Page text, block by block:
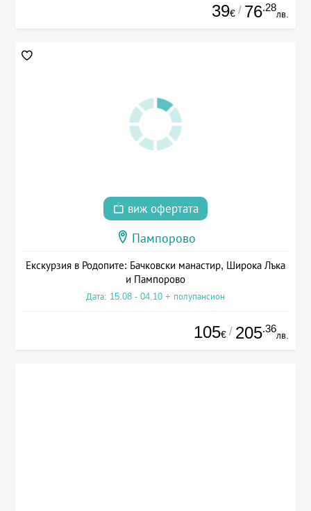
39€ / 76.28
лв.
виж офертата
Пампорово
Екскурзия в Родопите: Бачковски манастир, Широка Лъка
и Пампорово
Дата: 15.08 - 04.10 + полупансион
105€ / 205.36
лв.